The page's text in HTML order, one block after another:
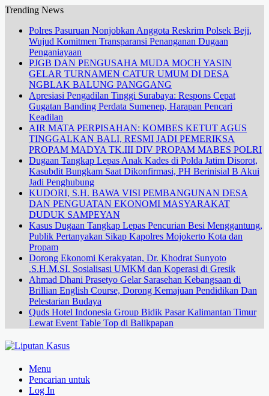
Trending News
Polres Pasuruan Nonjobkan Anggota Reskrim Polsek Beji,
Wujud Komitmen Transparansi Penanganan Dugaan
Penganiayaan
PJGB DAN PENGUSAHA MUDA MOCH YASIN
GELAR TURNAMEN CATUR UMUM DI DESA
NGBLAK BALUNG PANGGANG
Apresiasi Pengadilan Tinggi Surabaya: Respons Cepat
Gugatan Banding Perdata Sumenep, Harapan Pencari
Keadilan
AIR MATA PERPISAHAN: KOMBES KETUT AGUS
TINGGALKAN BALI, RESMI JADI PEMERIKSA
PROPAM MADYA TK.III DIV PROPAM MABES POLRI
Dugaan Tangkap Lepas Anak Kades di Polda Jatim Disorot,
Kasubdit Bungkam Saat Dikonfirmasi, PH Berinisial B Akui
Jadi Penghubung
KUDORI, S.H. BAWA VISI PEMBANGUNAN DESA
DAN PENGUATAN EKONOMI MASYARAKAT
DUDUK SAMPEYAN
Kasus Dugaan Tangkap Lepas Pencurian Besi Menggantung,
Publik Pertanyakan Sikap Kapolres Mojokerto Kota dan
Propam
Dorong Ekonomi Kerakyatan, Dr. Khodrat Sunyoto
.S.H.M.SI. Sosialisasi UMKM dan Koperasi di Gresik
Ahmad Dhani Prasetyo Gelar Sarasehan Kebangsaan di
Brillian English Course, Dorong Kemajuan Pendidikan Dan
Pelestarian Budaya
Quds Hotel Indonesia Group Bidik Pasar Kalimantan Timur
Lewat Event Table Top di Balikpapan
Menu
Pencarian untuk
Log In